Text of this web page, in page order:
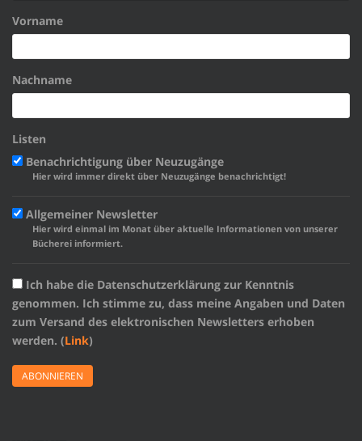
Vorname
Nachname
Listen
Benachrichtigung über Neuzugänge
Hier wird immer direkt über Neuzugänge benachrichtigt!
Allgemeiner Newsletter
Hier wird einmal im Monat über aktuelle Informationen von unserer
Bücherei informiert.
Ich habe die Datenschutzerklärung zur Kenntnis
genommen. Ich stimme zu, dass meine Angaben und Daten
zum Versand des elektronischen Newsletters erhoben
werden. (Link)